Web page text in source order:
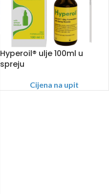
Hyperoil® ulje 100ml u
spreju
Cijena na upit